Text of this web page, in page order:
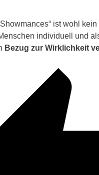
ist wohl kein
individuell und
Bezug zur Wirklichkeit